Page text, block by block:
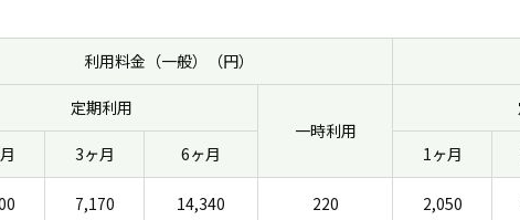
利用料金（一般）（円）
定期利用
一時利用
3ヶ月 6ヶ月 1ヶ月
7,170 14,340 220 2,050